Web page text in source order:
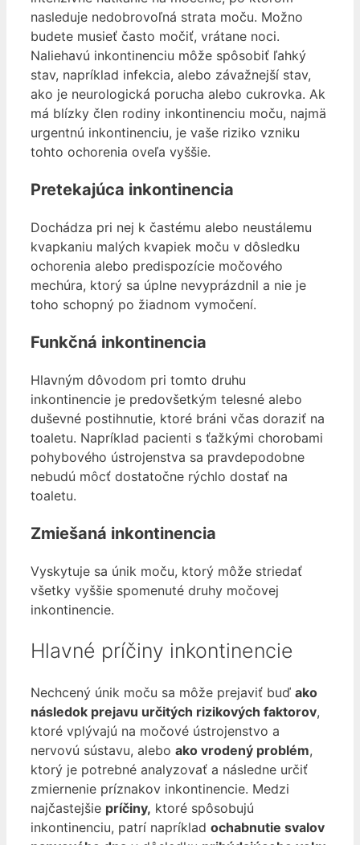
nasleduje nedobrovoľná strata moču. Možno
budete musieť často močiť, vrátane noci.
Naliehavú inkontinenciu môže spôsobiť ľahký
stav, napríklad infekcia, alebo závažnejší stav,
ako je neurologická porucha alebo cukrovka. Ak
má blízky člen rodiny inkontinenciu moču, najmä
urgentnú inkontinenciu, je vaše riziko vzniku
tohto ochorenia oveľa vyššie.
Pretekajúca inkontinencia
Dochádza pri nej k častému alebo neustálemu
kvapkaniu malých kvapiek moču v dôsledku
ochorenia alebo predispozície močového
mechúra, ktorý sa úplne nevyprázdnil a nie je
toho schopný po žiadnom vymočení.
Funkčná inkontinencia
Hlavným dôvodom pri tomto druhu
inkontinencie je predovšetkým telesné alebo
duševné postihnutie, ktoré bráni včas doraziť na
toaletu. Napríklad pacienti s ťažkými chorobami
pohybového ústrojenstva sa pravdepodobne
nebudú môcť dostatočne rýchlo dostať na
toaletu.
Zmiešaná inkontinencia
Vyskytuje sa únik moču, ktorý môže striedať
všetky vyššie spomenuté druhy močovej
inkontinencie.
Hlavné príčiny inkontinencie
Nechcený únik moču sa môže prejaviť buď ako
následok prejavu určitých rizikových faktorov,
ktoré vplývajú na močové ústrojenstvo a
nervovú sústavu, alebo ako vrodený problém,
ktorý je potrebné analyzovať a následne určiť
zmiernenie príznakov inkontinencie. Medzi
najčastejšie príčiny, ktoré spôsobujú
inkontinenciu, patrí napríklad ochabnutie svalov